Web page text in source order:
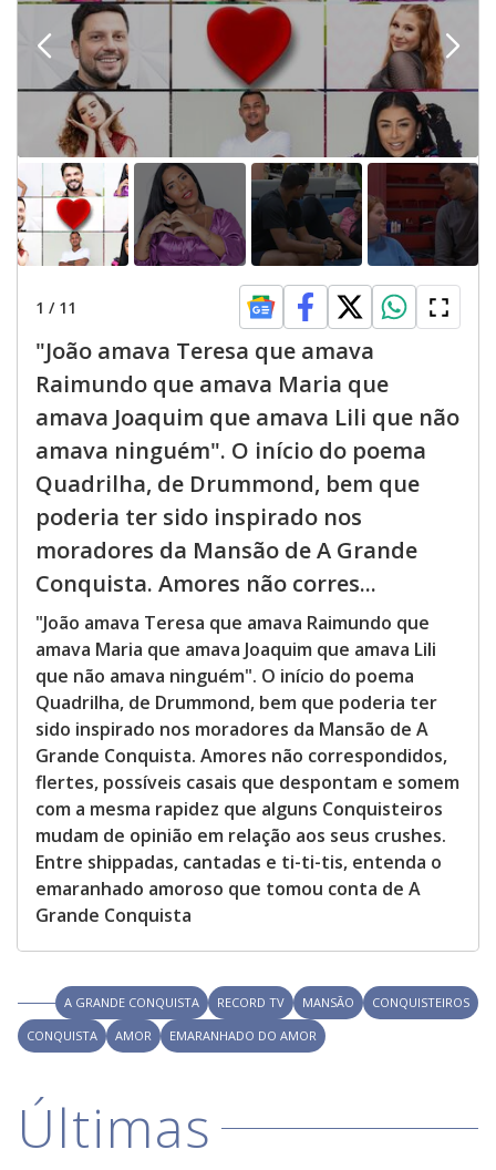
1 / 11
"João amava Teresa que amava
Raimundo que amava Maria que
amava Joaquim que amava Lili que não
amava ninguém". O início do poema
Quadrilha, de Drummond, bem que
poderia ter sido inspirado nos
moradores da Mansão de A Grande
Conquista. Amores não corres...
"João amava Teresa que amava Raimundo que
amava Maria que amava Joaquim que amava Lili
que não amava ninguém". O início do poema
Quadrilha, de Drummond, bem que poderia ter
sido inspirado nos moradores da Mansão de A
Grande Conquista. Amores não correspondidos,
flertes, possíveis casais que despontam e somem
com a mesma rapidez que alguns Conquisteiros
mudam de opinião em relação aos seus crushes.
Entre shippadas, cantadas e ti-ti-tis, entenda o
emaranhado amoroso que tomou conta de A
Grande Conquista
A GRANDE CONQUISTA RECORD TV MANSÃO
CONQUISTEIROS
CONQUISTA
AMOR EMARANHADO DO AMOR
Últimas